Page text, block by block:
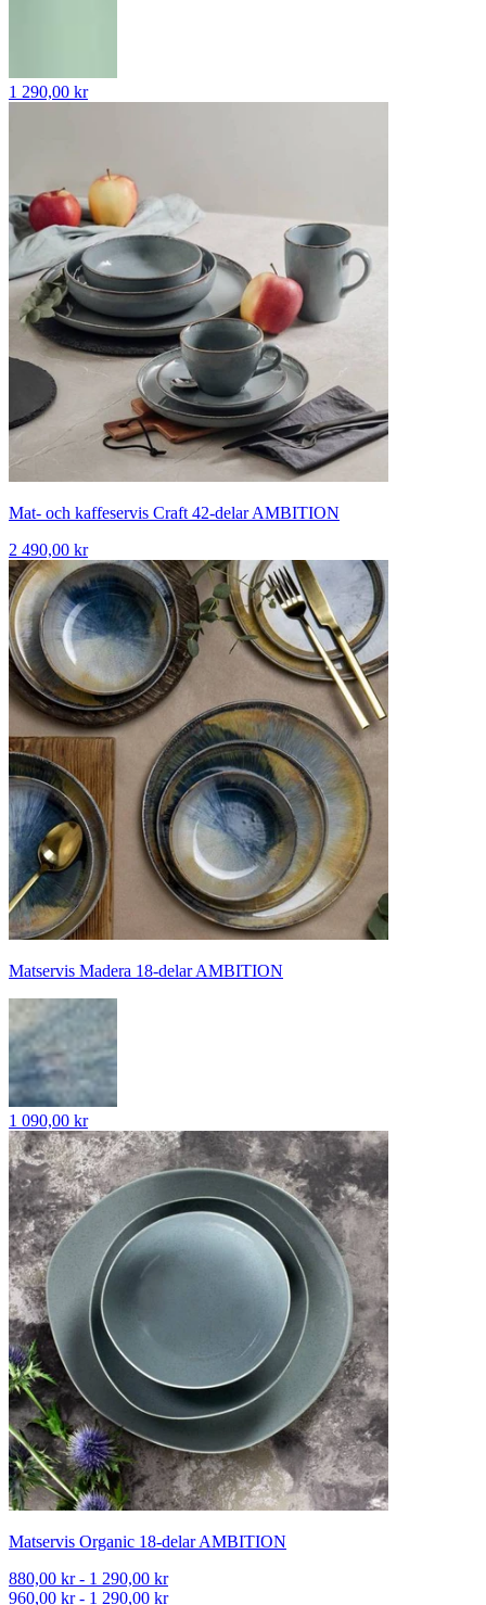
1 290,00 kr
Mat- och kaffeservis Craft 42-delar AMBITION
2 490,00 kr
Matservis Madera 18-delar AMBITION
1 090,00 kr
Matservis Organic 18-delar AMBITION
880,00 kr - 1 290,00 kr
960,00 kr - 1 290,00 kr